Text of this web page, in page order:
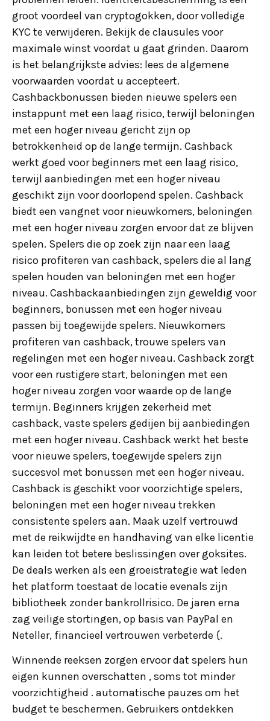
groot voordeel van cryptogokken, door volledige
KYC te verwijderen. Bekijk de clausules voor
maximale winst voordat u gaat grinden. Daarom
is het belangrijkste advies: lees de algemene
voorwaarden voordat u accepteert.
Cashbackbonussen bieden nieuwe spelers een
instappunt met een laag risico, terwijl beloningen
met een hoger niveau gericht zijn op
betrokkenheid op de lange termijn. Cashback
werkt goed voor beginners met een laag risico,
terwijl aanbiedingen met een hoger niveau
geschikt zijn voor doorlopend spelen. Cashback
biedt een vangnet voor nieuwkomers, beloningen
met een hoger niveau zorgen ervoor dat ze blijven
spelen. Spelers die op zoek zijn naar een laag
risico profiteren van cashback, spelers die al lang
spelen houden van beloningen met een hoger
niveau. Cashbackaanbiedingen zijn geweldig voor
beginners, bonussen met een hoger niveau
passen bij toegewijde spelers. Nieuwkomers
profiteren van cashback, trouwe spelers van
regelingen met een hoger niveau. Cashback zorgt
voor een rustigere start, beloningen met een
hoger niveau zorgen voor waarde op de lange
termijn. Beginners krijgen zekerheid met
cashback, vaste spelers gedijen bij aanbiedingen
met een hoger niveau. Cashback werkt het beste
voor nieuwe spelers, toegewijde spelers zijn
succesvol met bonussen met een hoger niveau.
Cashback is geschikt voor voorzichtige spelers,
beloningen met een hoger niveau trekken
consistente spelers aan. Maak uzelf vertrouwd
met de reikwijdte en handhaving van elke licentie
kan leiden tot betere beslissingen over goksites.
De deals werken als een groeistrategie wat leden
het platform toestaat de locatie evenals zijn
bibliotheek zonder bankrollrisico. De jaren erna
zag veilige stortingen, op basis van PayPal en
Neteller, financieel vertrouwen verbeterde {.
Winnende reeksen zorgen ervoor dat spelers hun
eigen kunnen overschatten , soms tot minder
voorzichtigheid . automatische pauzes om het
budget te beschermen. Gebruikers ontdekken